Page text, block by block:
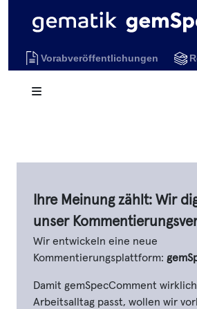
Vorabveröffentlichungen
Ihre Meinung zählt: Wir
unser
Wir entwickeln eine neue
Kommentierungsplattform:
Damit gemSpecComment
Arbeitsalltag passt, wollen wir